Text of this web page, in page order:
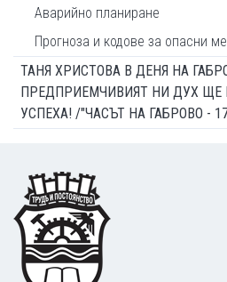
Аварийно планиране
Прогноза и кодове за опасни
ТАНЯ ХРИСТОВА В ДЕНЯ НА
ПРЕДПРИЕМЧИВИЯТ НИ ДУХ ЩЕ
УСПЕХА! /"ЧАСЪТ НА ГАБРОВО -
Footer